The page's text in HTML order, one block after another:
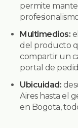
permite
Multimedios:
del producto
compartir un
portal de
Ubicuidad:
Aires hasta el
en Bogota,